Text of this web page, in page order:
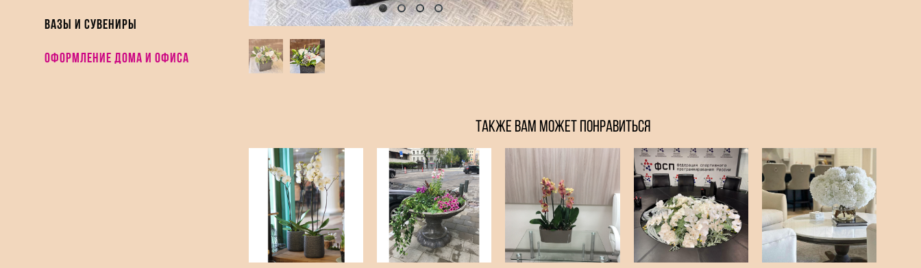
Вазы и Сувениры
Оформление дома и офиса
ТАКЖЕ ВАМ МОЖЕТ ПОНРАВИТЬСЯ